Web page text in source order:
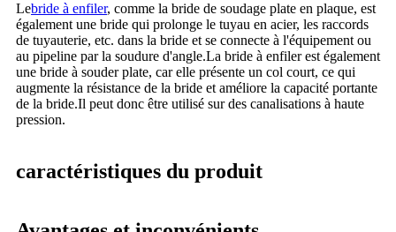
Lebride à enfiler, comme la bride de soudage plate en plaque, est
également une bride qui prolonge le tuyau en acier, les raccords
de tuyauterie, etc. dans la bride et se connecte à l'équipement ou
au pipeline par la soudure d'angle.La bride à enfiler est également
une bride à souder plate, car elle présente un col court, ce qui
augmente la résistance de la bride et améliore la capacité portante
de la bride.Il peut donc être utilisé sur des canalisations à haute
pression.
caractéristiques du produit